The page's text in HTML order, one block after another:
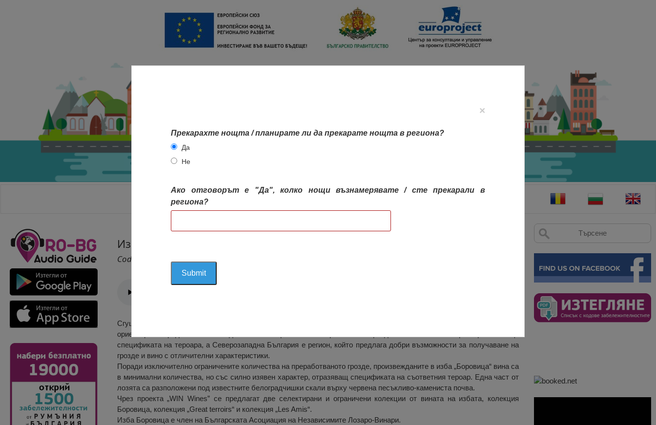
НАЧАЛО
Изба Боровица, Белоградчик
Cod 2601
Сгушена сред белоградчишките скали и намираща се в близост до едноименното село, „Винарска изба Боровица” е
ориентирана предимно към създаването на сравнително ограничени партиди вина с изявен характер и носещи
спецификата на тероара, а Северозападна България е регион, който предлага добри възможности за получаване на
грозде и вино с отличителни характеристики.
Поради изключително ограничените количества на преработваното грозде, произвежданите в изба „Боровица“ вина са
в минимални количества, но със силно изявен характер, отразяващ спецификата на съответния тероар. Една част от
лозята са разположени под известните белоградчишки скали върху червена песъкливо-камениста почва.
Чрез проекта „WIN Wines” се предлагат две селектирани и ограничени колекции от вината на избата, колекция
Боровица, колекция „Great terroirs“ и колекция „Les Amis“.
Изба Боровица е член на Българската Асоциация на Независимите Лозаро-Винари.
×
Прекарахте нощта / планирате ли да прекарате нощта в региона?
Да
Не
Ако отговорът е "Да", колко нощи възнамерявате / сте прекарали в
региона?